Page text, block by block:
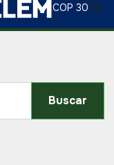
COP 30
Buscar